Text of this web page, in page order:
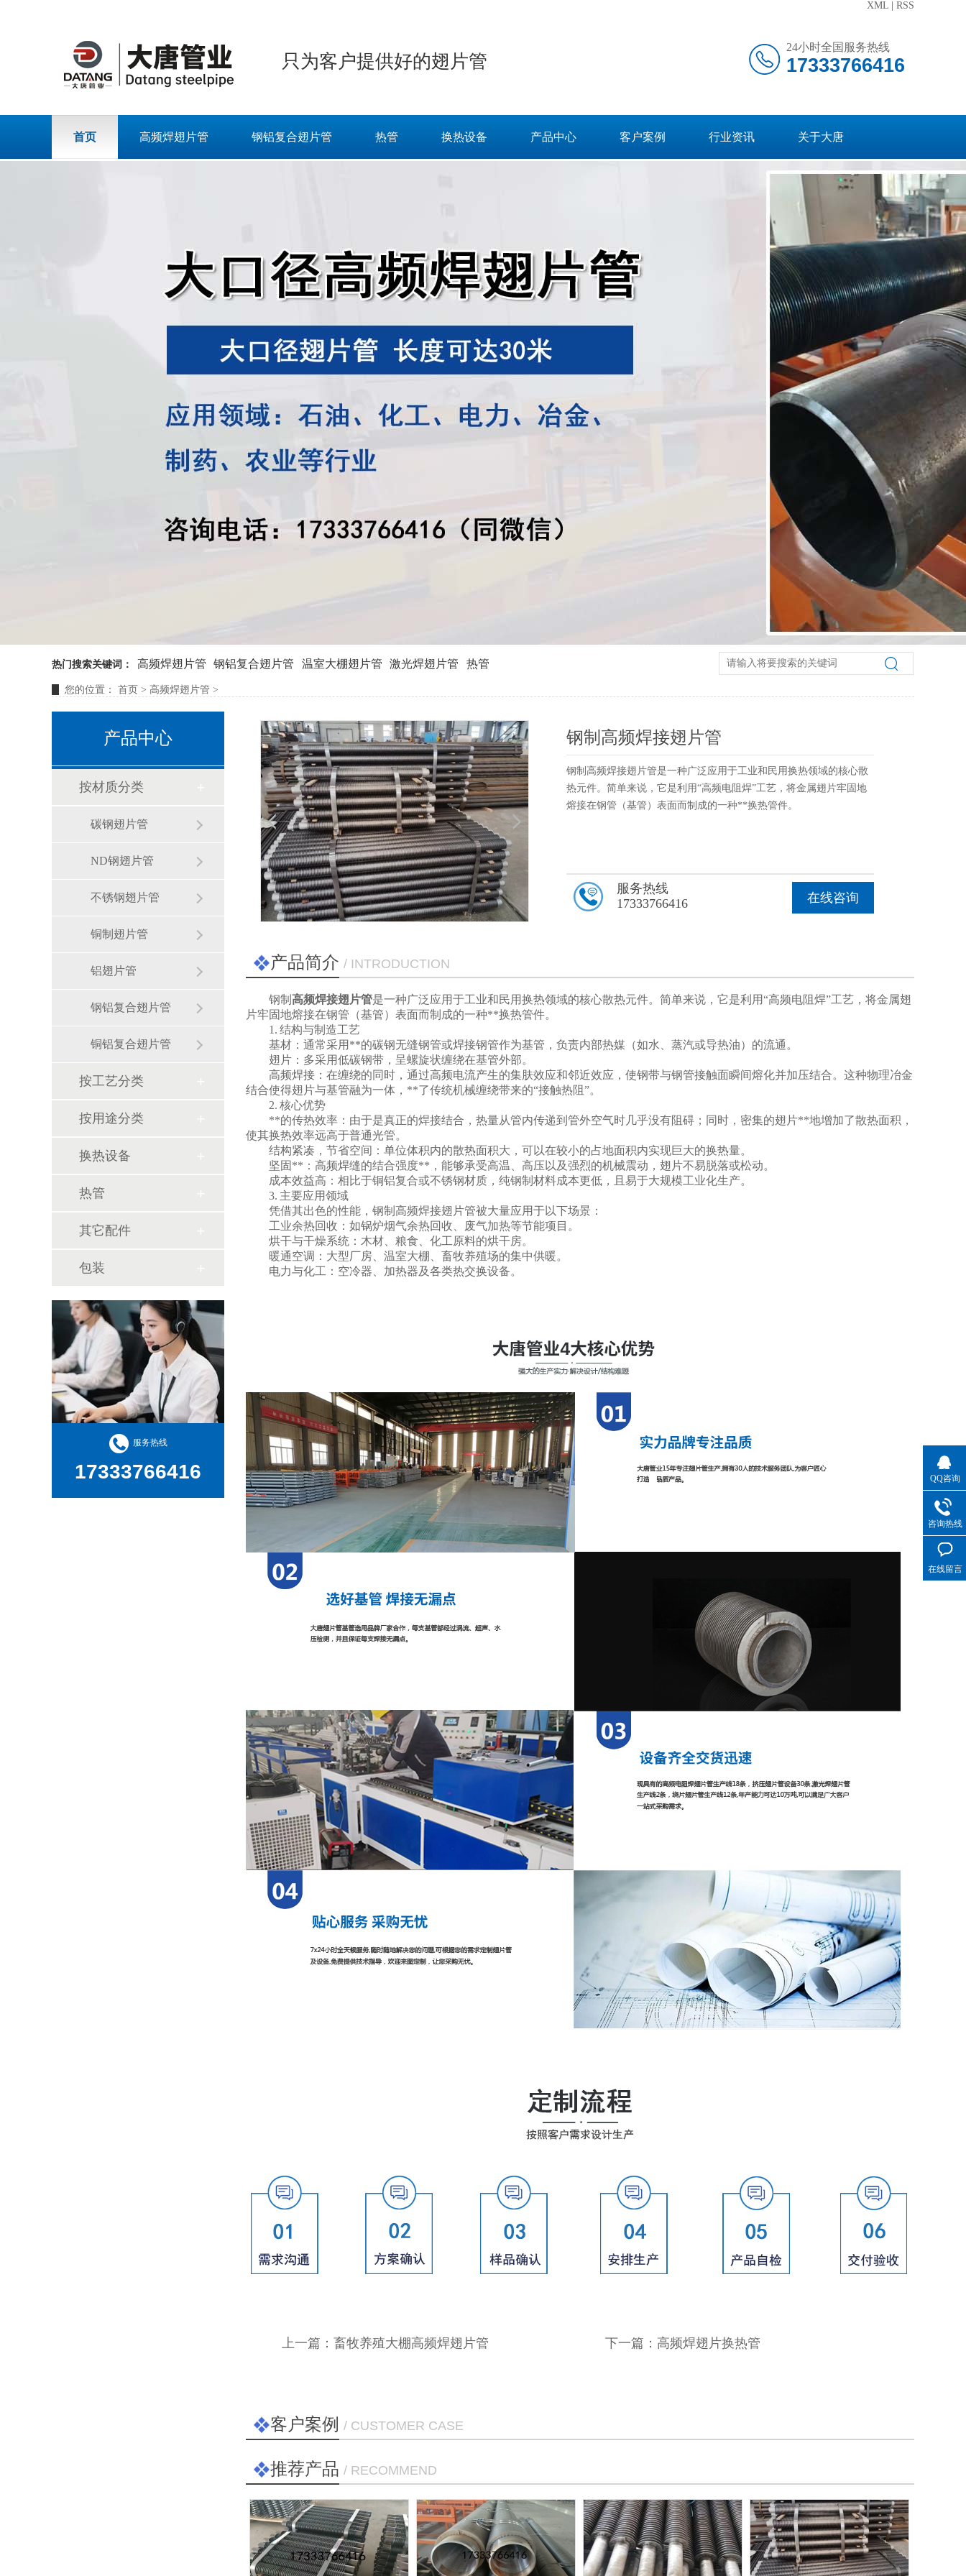
XML RSS
只为客户提供好的翅片管
24小时全国服务热线
17333766416
首页 高频焊翅片管 钢铝复合翅片管 热管 换热设备 产品中心 客户案例 行业资讯 关于大唐
热门搜索关键词： 高频焊翅片管 钢铝复合翅片管 温室大棚翅片管 激光焊翅片管 热管
您的位置： 首页 > 高频焊翅片管 >
钢制高频焊接翅片管
钢制高频焊接翅片管是一种广泛应用于工业和民用换热领域的核心散
热元件。简单来说，它是利用“高频电阻焊”工艺，将金属翅片牢固地
熔接在钢管（基管）表面而制成的一种**换热管件。
在线咨询
服务热线
17333766416
产品简介 / INTRODUCTION
钢制 高频焊接翅片管是一种广泛应用于工业和民用换热领域的核心散热元件。简单来说，它是利用“高频电阻焊”工艺，将金属翅
片牢固地熔接在钢管（基管）表面而制成的一种**换热管件。
1. 结构与制造工艺
基材：通常采用**的碳钢无缝钢管或焊接钢管作为基管，负责内部热媒（如水、蒸汽或导热油）的流通。
翅片：多采用低碳钢带，呈螺旋状缠绕在基管外部。
高频焊接：在缠绕的同时，通过高频电流产生的集肤效应和邻近效应，使钢带与钢管接触面瞬间熔化并加压结合。这种物理冶金
结合使得翅片与基管融为一体，**了传统机械缠绕带来的“接触热阻”。
2. 核心优势
**的传热效率：由于是真正的焊接结合，热量从管内传递到管外空气时几乎没有阻碍；同时，密集的翅片**地增加了散热面积，
使其换热效率远高于普通光管。
结构紧凑，节省空间：单位体积内的散热面积大，可以在较小的占地面积内实现巨大的换热量。
坚固**：高频焊缝的结合强度**，能够承受高温、高压以及强烈的机械震动，翅片不易脱落或松动。
成本效益高：相比于铜铝复合或不锈钢材质，纯钢制材料成本更低，且易于大规模工业化生产。
3. 主要应用领域
凭借其出色的性能，钢制高频焊接翅片管被大量应用于以下场景：
工业余热回收：如锅炉烟气余热回收、废气加热等节能项目。
烘干与干燥系统：木材、粮食、化工原料的烘干房。
暖通空调：大型厂房、温室大棚、畜牧养殖场的集中供暖。
电力与化工：空冷器、加热器及各类热交换设备。
上一篇： 畜牧养殖大棚高频焊翅片管 下一篇： 高频焊翅片换热管
客户案例 / CUSTOMER CASE
推荐产品 / RECOMMEND
产品中心
按材质分类
碳钢翅片管
ND钢翅片管
不锈钢翅片管
铜制翅片管
铝翅片管
钢铝复合翅片管
铜铝复合翅片管
按工艺分类
按用途分类
换热设备
热管
其它配件
包装
服务热线
17333766416 QQ咨询
咨询热线
在线留言